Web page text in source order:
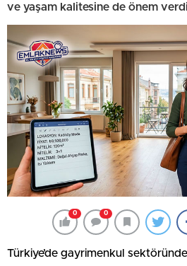
ve yaşam kalitesine de önem
0 0
Türkiye’de gayrimenkul